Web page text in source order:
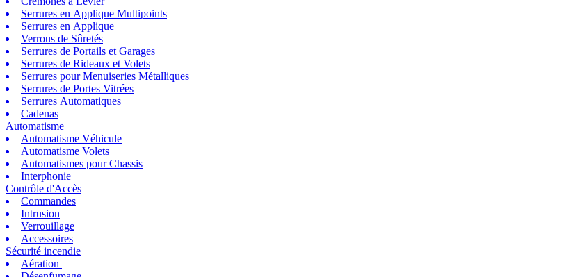
Serrures en Applique Multipoints
Serrures en Applique
Verrous de Sûretés
Serrures de Portails et Garages
Serrures de Rideaux et Volets
Serrures pour Menuiseries Métalliques
Serrures de Portes Vitrées
Serrures Automatiques
Cadenas
Automatisme
Automatisme Véhicule
Automatisme Volets
Automatismes pour Chassis
Interphonie
Contrôle d'Accès
Commandes
Intrusion
Verrouillage
Accessoires
Sécurité incendie
Aération